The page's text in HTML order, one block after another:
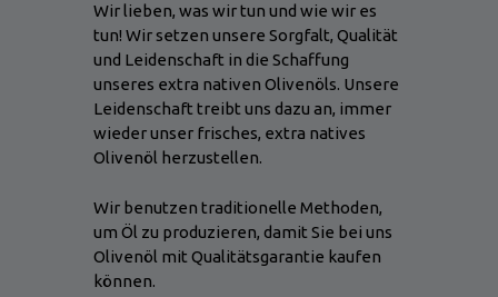
Wir lieben, was wir tun und wie wir es
tun! Wir setzen unsere Sorgfalt, Qualität
und Leidenschaft in die Schaffung
unseres extra nativen Olivenöls. Unsere
Leidenschaft treibt uns dazu an, immer
wieder unser frisches, extra natives
Olivenöl herzustellen.
Wir benutzen traditionelle Methoden,
um Öl zu produzieren, damit Sie bei uns
Olivenöl mit Qualitätsgarantie kaufen
können.